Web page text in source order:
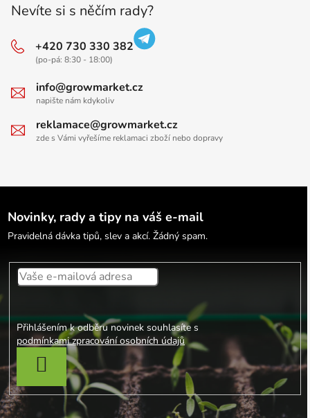
Nevíte si s něčím rady?
+420 730 330 382
(po-pá: 8:30 - 18:00)
info@growmarket.cz
napište nám kdykoliv
reklamace@growmarket.cz
zde s Vámi vyřešíme reklamaci zboží nebo dopravy
Novinky, rady a tipy na váš e-mail
Pravidelná dávka tipů, slev a akcí. Žádný spam.
Přihlášením k odběru novinek souhlasíte s
podmínkami zpracování osobních údajů
PŘIHLÁSIT SE